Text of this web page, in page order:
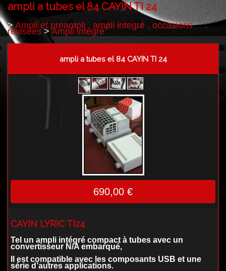
ampli a tubes el 84 CAYIN TI 24
>Ampli et preampli , ampli integré , occasions
revisées>Ampli integré
ampli a tubes el 84 CAYIN TI 24
690,00 €
CAYIN LYRIC TI24
Tel un ampli intégré compact à tubes avec un
convertisseur N/A embarqué,
Il est compatible avec les composants USB et une
série d’autres applications.